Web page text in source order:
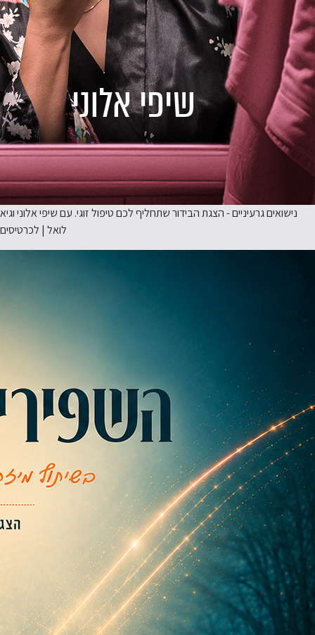
נישואים גרעיניים - הצגת הבידור שתחליף לכם טיפול זוגי. עם שיפי אלוני וגיא
לואל | לכרטיסים